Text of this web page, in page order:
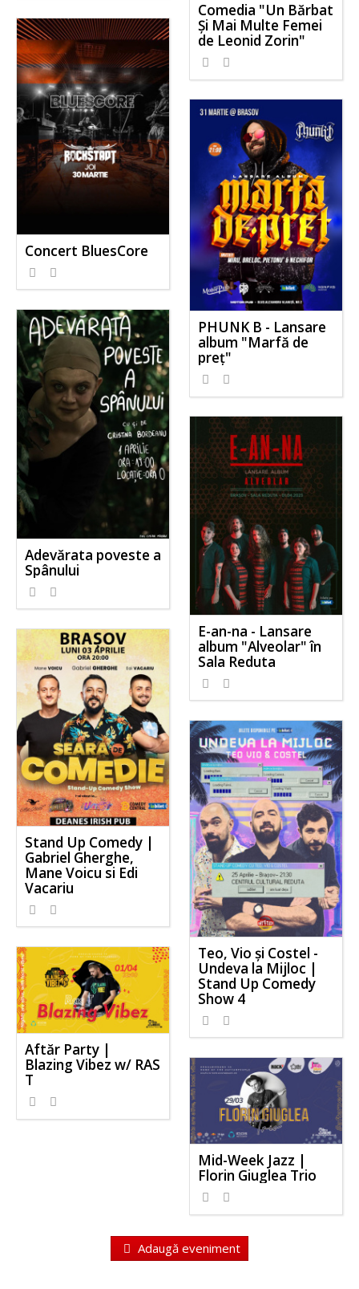
Comedia "Un Bărbat
Și Mai Multe Femei
de Leonid Zorin"
Concert BluesCore
PHUNK B - Lansare
album "Marfă de
preț"
Adevărata poveste a
Spânului
E-an-na - Lansare
album "Alveolar" în
Sala Reduta
Stand Up Comedy |
Gabriel Gherghe,
Mane Voicu si Edi
Vacariu
Teo, Vio și Costel -
Undeva la Mijloc |
Stand Up Comedy
Show 4
Aftăr Party |
Blazing Vibez w/ RAS
T
Mid-Week Jazz |
Florin Giuglea Trio
Adaugă eveniment